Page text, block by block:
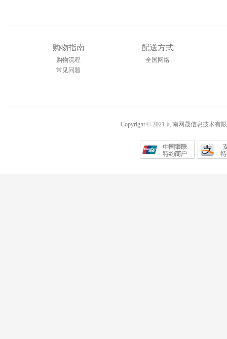
购物指南
购物流程
常见问题
配送方式
全国网络
Copyright © 2021 河南网晟信息技术有